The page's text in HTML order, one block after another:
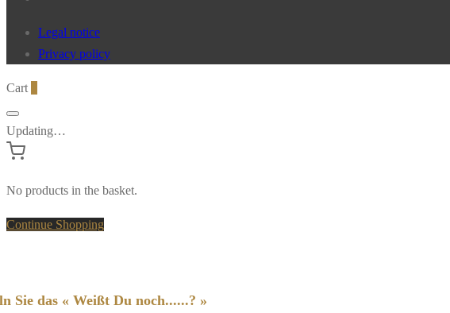
Legal notice
Privacy policy
Cart
Updating…
No products in the basket.
Continue Shopping
Sie das « Weißt Du noch......? »